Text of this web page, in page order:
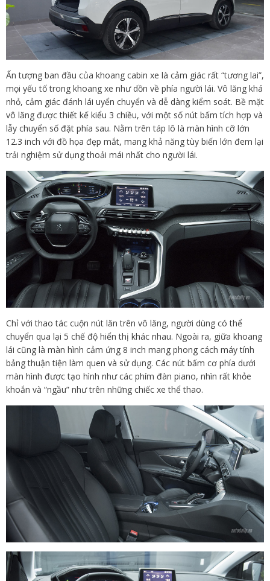
Ấn tượng ban đầu của khoang cabin xe là cảm giác rất “tương lai”,
mọi yếu tố trong khoang xe như dồn về phía người lái. Vô lăng khá
nhỏ, cảm giác đánh lái uyển chuyển và dễ dàng kiểm soát. Bề mặt
vô lăng được thiết kế kiểu 3 chiều, với một số nút bấm tích hợp và
lẫy chuyển số đặt phía sau. Nằm trên táp lô là màn hình cỡ lớn
12.3 inch với đồ họa đẹp mắt, mang khả năng tùy biến lớn đem lại
trải nghiệm sử dụng thoải mái nhất cho người lái.
Chỉ với thao tác cuộn nút lăn trên vô lăng, người dùng có thể
chuyển qua lại 5 chế độ hiển thị khác nhau. Ngoài ra, giữa khoang
lái cũng là màn hình cảm ứng 8 inch mang phong cách máy tính
bảng thuận tiện làm quen và sử dụng. Các nút bấm cơ phía dưới
màn hình được tạo hình như các phím đàn piano, nhìn rất khỏe
khoắn và “ngầu” như trên những chiếc xe thể thao.